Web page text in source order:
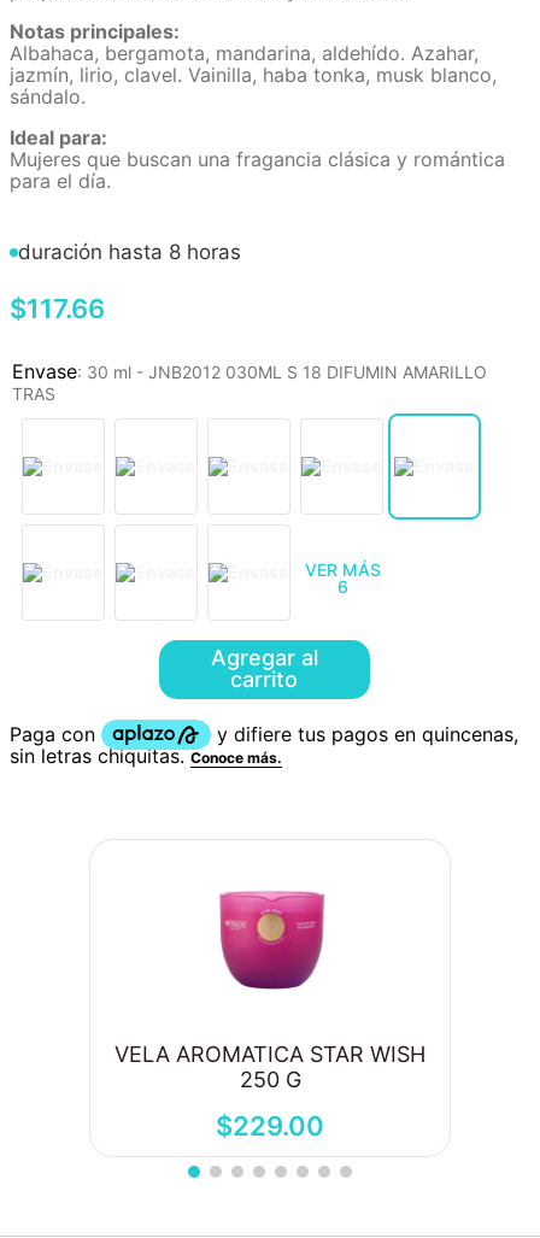
Notas principales:
Albahaca, bergamota, mandarina, aldehído. Azahar,
jazmín, lirio, clavel. Vainilla, haba tonka, musk blanco,
sándalo.
Ideal para:
Mujeres que buscan una fragancia clásica y romántica
para el día.
duración hasta 8 horas
$117.66
: 30 ml - JNB2012 030ML S 18 DIFUMIN AMARILLO
TRAS
VER MÁS
6
Agregar al
carrito
VELA AROMATICA STAR WISH
250 G
$229.00